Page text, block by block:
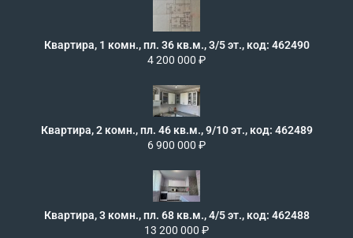
Квартира, 1 комн., пл. 36 кв.м., 3/5 эт., код: 462490
4 200 000 ₽
Квартира, 2 комн., пл. 46 кв.м., 9/10 эт., код: 462489
6 900 000 ₽
Квартира, 3 комн., пл. 68 кв.м., 4/5 эт., код: 462488
13 200 000 ₽